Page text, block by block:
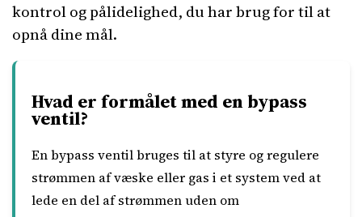
kontrol og pålidelighed, du har brug for til at
opnå dine mål.
Hvad er formålet med en bypass
ventil?
En bypass ventil bruges til at styre og regulere
strømmen af væske eller gas i et system ved at
lede en del af strømmen uden om